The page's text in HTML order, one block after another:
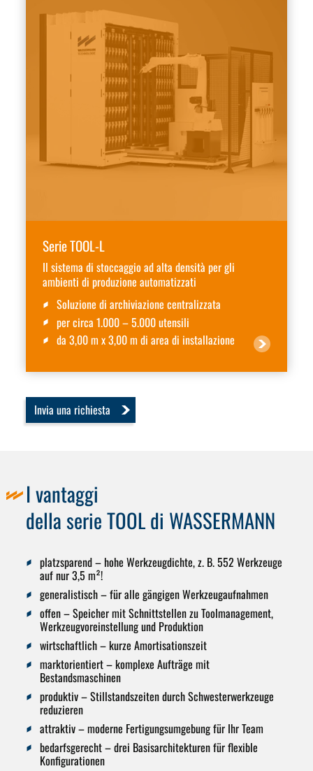
Serie TOOL-L
Il sistema di stoccaggio ad alta densità per gli
ambienti di produzione automatizzati
Soluzione di archiviazione centralizzata
per circa 1.000 – 5.000 utensili
da 3,00 m x 3,00 m di area di installazione
Invia una richiesta
I vantaggi
della serie TOOL di WASSERMANN
platzsparend– hohe Werkzeugdichte, z. B. 552 Werkzeuge
auf nur 3,5 m²!
generalistisch– für alle gängigen Werkzeugaufnahmen
offen– Speicher mit Schnittstellen zu Toolmanagement,
Werkzeugvoreinstellung und Produktion
wirtschaftlich– kurze Amortisationszeit
marktorientiert– komplexe Aufträge mit
Bestandsmaschinen
produktiv– Stillstandszeiten durch Schwesterwerkzeuge
reduzieren
attraktiv– moderne Fertigungsumgebung für Ihr Team
bedarfsgerecht– drei Basisarchitekturen für flexible
Konfigurationen